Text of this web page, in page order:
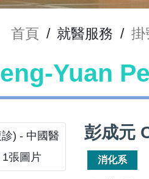
首頁 / 就醫服務 / 掛
Yuan
彭成元
消化系